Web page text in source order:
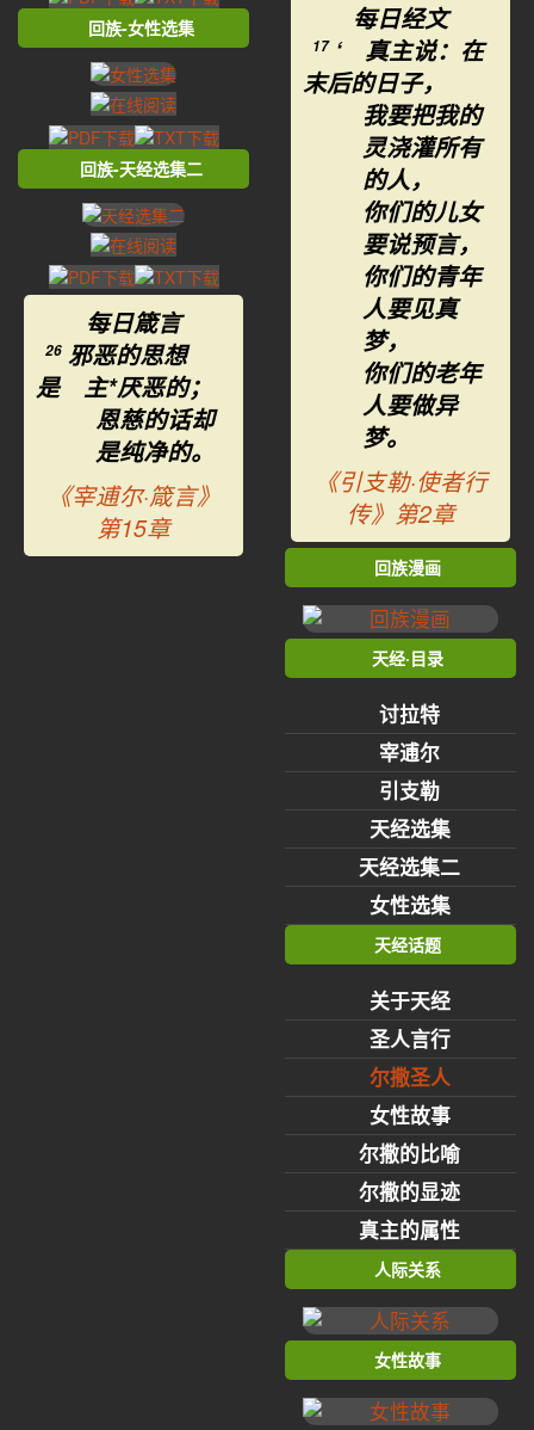
回族-女性选集
回族-天经选集二
每日箴言
26 邪恶的思想
是 主*厌恶的；
恩慈的话却
是纯净的。
《宰逋尔·箴言》
第15章
每日经文
17 ‘ 真主说：在
末后的日子，
我要把我的
灵浇灌所有
的人，
你们的儿女
要说预言，
你们的青年
人要见真
梦，
你们的老年
人要做异
梦。
《引支勒·使者行
传》第2章
回族漫画
天经·目录
讨拉特
宰逋尔
引支勒
天经选集
天经选集二
女性选集
天经话题
关于天经
圣人言行
尔撒圣人
女性故事
尔撒的比喻
尔撒的显迹
真主的属性
人际关系
女性故事